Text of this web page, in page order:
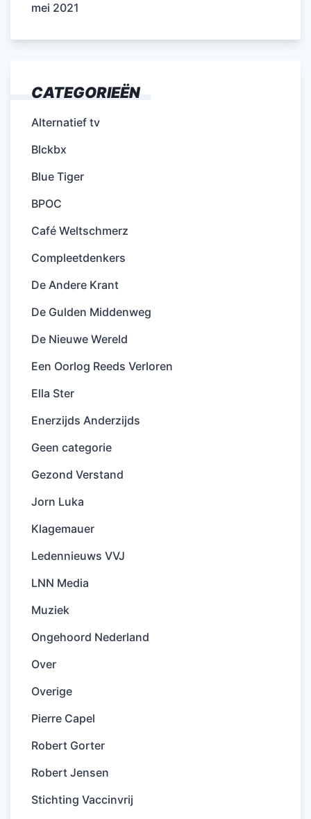
mei 2021
CATEGORIEËN
Alternatief tv
Blckbx
Blue Tiger
BPOC
Café Weltschmerz
Compleetdenkers
De Andere Krant
De Gulden Middenweg
De Nieuwe Wereld
Een Oorlog Reeds Verloren
Ella Ster
Enerzijds Anderzijds
Geen categorie
Gezond Verstand
Jorn Luka
Klagemauer
Ledennieuws VVJ
LNN Media
Muziek
Ongehoord Nederland
Over
Overige
Pierre Capel
Robert Gorter
Robert Jensen
Stichting Vaccinvrij